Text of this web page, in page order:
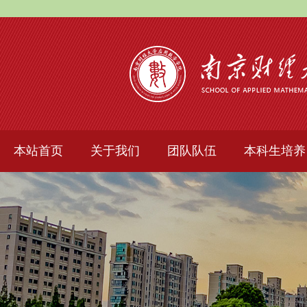
本站首页 关于我们 团队队伍 本科生培养